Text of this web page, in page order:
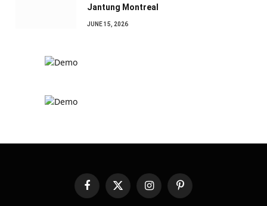
Jantung Montreal
JUNE 15, 2026
FacebookX
(Twitter)
InstagramPinterest